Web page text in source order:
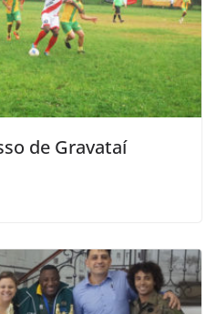
de Gravataí